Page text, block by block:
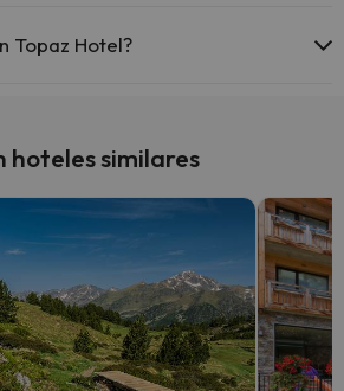
Topaz Hotel?
hoteles similares